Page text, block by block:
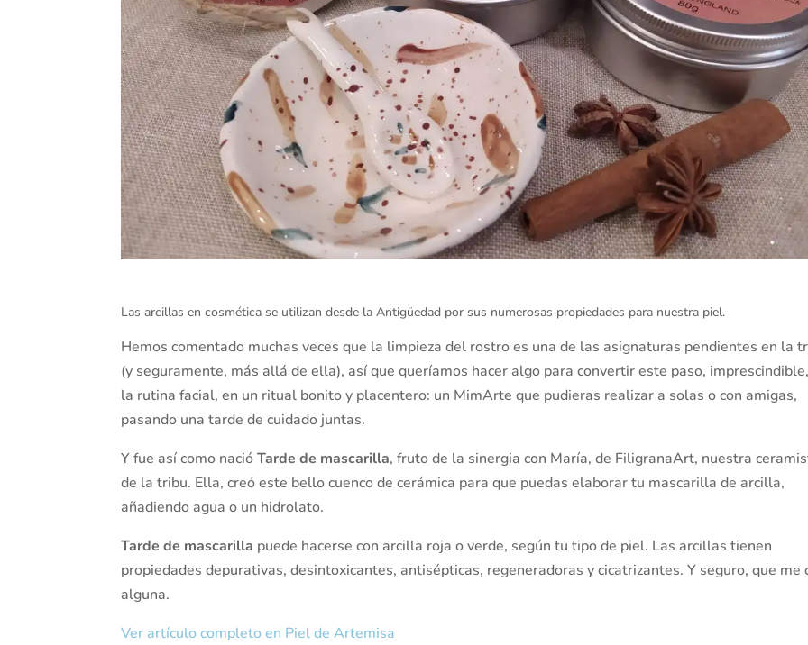
Las arcillas en cosmética se utilizan desde la Antigüedad por sus numerosas propiedades para nuestra piel.
Hemos comentado muchas veces que la limpieza del rostro es una de las asignaturas pendientes en la
(y seguramente, más allá de ella), así que queríamos hacer algo para convertir este paso,
la rutina facial, en un ritual bonito y placentero: un MimArte que pudieras realizar a solas o con amigas,
pasando una tarde de cuidado juntas.
Y fue así como nacióTarde de mascarilla, fruto de la sinergia con María, de FiligranaArt, nuestra
de la tribu. Ella, creó este bello cuenco de cerámica para que puedas elaborar tu mascarilla de arcilla,
añadiendo agua o un hidrolato.
Tarde de mascarilla puede hacerse con arcilla roja o verde, según tu tipo de piel. Las arcillas tienen
propiedades depurativas, desintoxicantes, antisépticas, regeneradoras y cicatrizantes. Y seguro, que me
alguna.
Ver artículo completo en Piel de Artemisa